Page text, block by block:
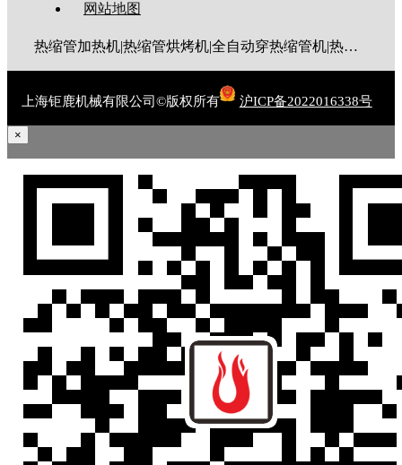
网站地图
热缩管加热机|热缩管烘烤机|全自动穿热缩管机|热缩管切管机
上海钜鹿机械有限公司©版权所有 沪ICP备2022016338号
×